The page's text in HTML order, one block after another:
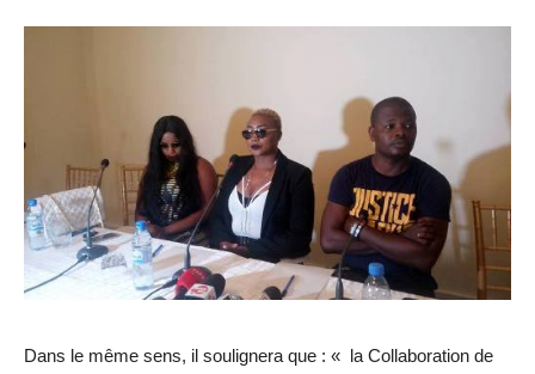
Dans le même sens, il soulignera que : « la Collaboration de